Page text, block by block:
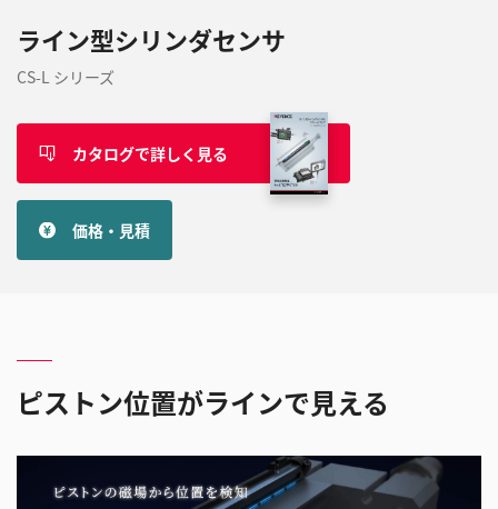
ライン型シリンダセンサ
CS-L シリーズ
カタログで詳しく見る
価格・見積
ピストン位置がラインで見える